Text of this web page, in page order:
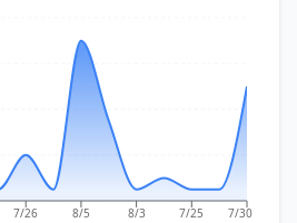
7/26 8/5 8/3 7/25 7/30